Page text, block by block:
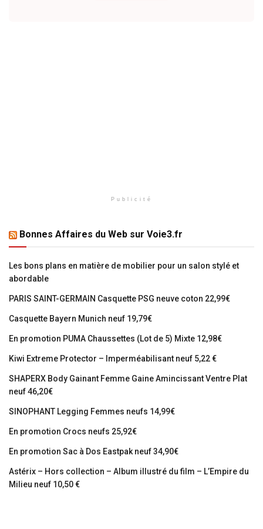
Publicité
Bonnes Affaires du Web sur Voie3.fr
Les bons plans en matière de mobilier pour un salon stylé et
abordable
PARIS SAINT-GERMAIN Casquette PSG neuve coton 22,99€
Casquette Bayern Munich neuf 19,79€
En promotion PUMA Chaussettes (Lot de 5) Mixte 12,98€
Kiwi Extreme Protector – Imperméabilisant neuf 5,22 €
SHAPERX Body Gainant Femme Gaine Amincissant Ventre Plat
neuf 46,20€
SINOPHANT Legging Femmes neufs 14,99€
En promotion Crocs neufs 25,92€
En promotion Sac à Dos Eastpak neuf 34,90€
Astérix – Hors collection – Album illustré du film – L’Empire du
Milieu neuf 10,50 €